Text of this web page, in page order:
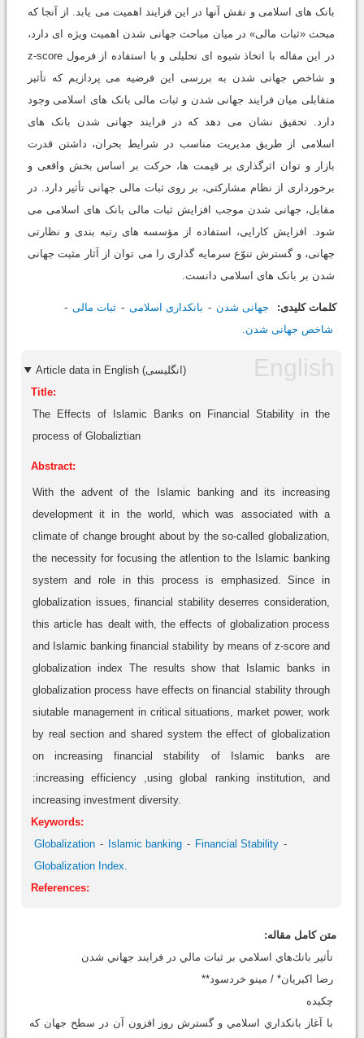
بانک های اسلامی و نقش آنها در این فرایند اهمیت می یابد. از آنجا که
مبحث «ثبات مالی» در میان مباحث جهانی شدن اهمیت ویژه ای دارد،
در این مقاله با اتخاذ شیوه ای تحلیلی و با استفاده از فرمول z-score
و شاخص جهانی شدن به بررسی این فرضیه می پردازیم که تأثیر
متقابلی میان فرایند جهانی شدن و ثبات مالی بانک های اسلامی وجود
دارد. تحقیق نشان می دهد که در فرایند جهانی شدن بانک های
اسلامی از طریق مدیریت مناسب در شرایط بحران، داشتن قدرت
بازار و توان اثرگذاری بر قیمت ها، حرکت بر اساس بخش واقعی و
برخورداری از نظام مشارکتی، بر روی ثبات مالی جهانی تأثیر دارد. در
مقابل، جهانی شدن موجب افزایش ثبات مالی بانک های اسلامی می
شود. افزایش کارایی، استفاده از مؤسسه های رتبه بندی و نظارتی
جهانی، و گسترش تنوّع سرمایه گذاری را می توان از آثار مثبت جهانی
شدن بر بانک های اسلامی دانست.
کلمات کلیدی: جهانی شدن بانکداری اسلامی
ثبات مالی
شاخص جهانی ‌شدن.
Article data in English (انگلیسی)
Title:
The Effects of Islamic Banks on Financial Stability in the
process of Globaliztian
Abstract:
With the advent of the Islamic banking and its increasing
development it in the world, which was associated with a
climate of change brought about by the so-called globalization,
the necessity for focusing the atlention to the Islamic banking
system and role in this process is emphasized. Since in
globalization issues, financial stability deserres consideration,
this article has dealt with, the effects of globalization process
and Islamic banking financial stability by means of z-score and
globalization index The results show that Islamic banks in
globalization process have effects on financial stability through
siutable management in critical situations, market power, work
by real section and shared system the effect of globalization
on increasing financial stability of Islamic banks are
:increasing efficiency ,using global ranking institution, and
increasing investment diversity.
Keywords:
Globalization
Islamic banking
Financial Stability
Globalization Index.
References:
متن کامل مقاله:
تأثير بانك‌هاي اسلامي بر ثبات مالي در فرايند جهاني شدن
رضا اكبريان* / مينو خردسود**
چكيده
با آغاز بانكداري اسلامي و گسترش روز افزون آن در سطح جهان كه